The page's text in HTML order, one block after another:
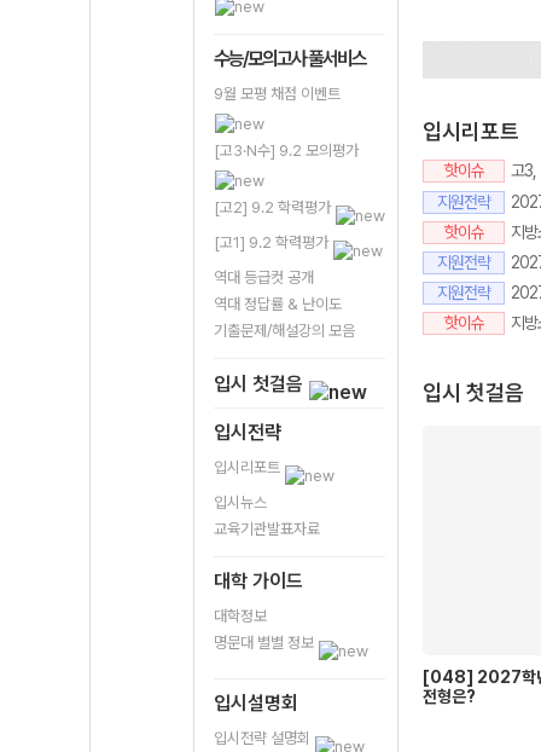
수능/모의고사 풀서비스
9월 모평 채점 이벤트
[고3·N수] 9.2 모의평가
[고2] 9.2 학력평가
[고1] 9.2 학력평가
역대 등급컷 공개
역대 정답률 & 난이도
기출문제/해설강의 모음
입시 첫걸음
입시전략
입시리포트
입시뉴스
교육기관발표자료
대학 가이드
대학정보
명문대 별별 정보
입시설명회
입시전략 설명회
입시리포트
핫이슈
고3,
지원전략
핫이슈
지
지원전략
지원전략
핫이슈
지
입시 첫걸음
[048] 2027학
전형은?